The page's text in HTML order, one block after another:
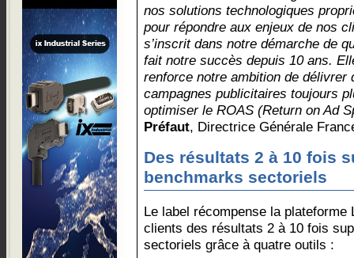
nos solutions technologiques
pour répondre aux enjeux de nos
s’inscrit dans notre démarche de
fait notre succès depuis 10 ans.
renforce notre ambition de délivrer
campagnes publicitaires toujours
optimiser le ROAS (Return on Ad
Préfaut, Directrice Générale
Des résultats 2 à 10 fois
benchmarks sectoriels
Le label récompense la plateforme
clients des résultats 2 à 10 fois
sectoriels grâce à quatre outils :